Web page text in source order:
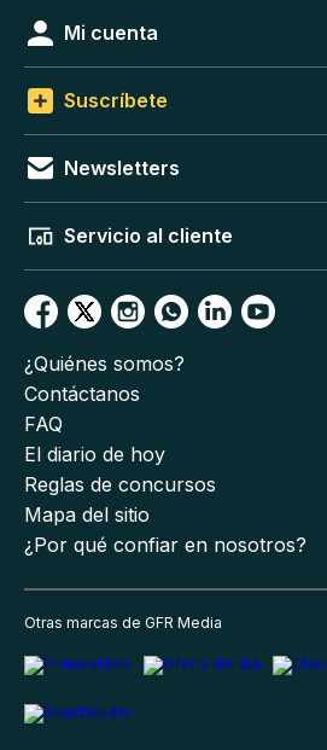
Mi cuenta
Suscríbete
Newsletters
Servicio al cliente
¿Quiénes somos?
Contáctanos
FAQ
El diario de hoy
Reglas de concursos
Mapa del sitio
¿Por qué confiar en nosotros?
Otras marcas de GFR Media